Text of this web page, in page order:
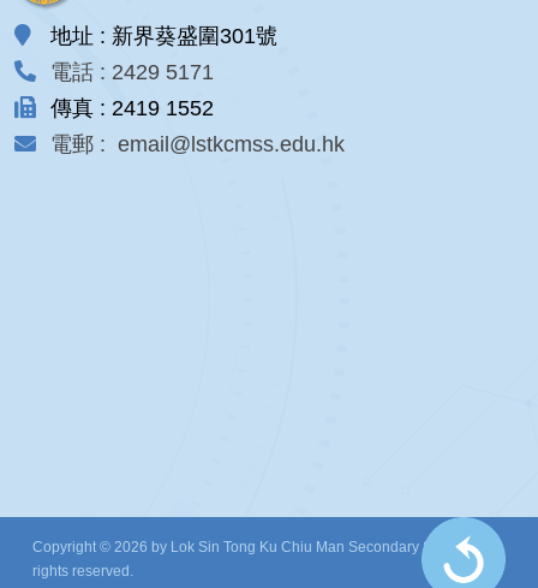
地址 : 新界葵盛圍301號
電話 : 2429 5171
傳真 : 2419 1552
電郵 : email@lstkcmss.edu.hk
Copyright © 2026 by Lok Sin Tong Ku Chiu Man Secondary School. All
rights reserved.